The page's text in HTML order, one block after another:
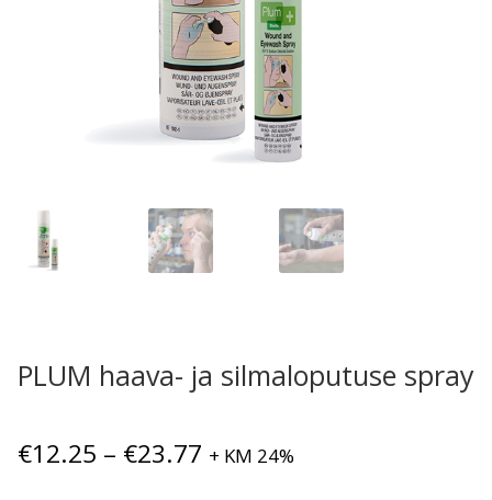
PLUM haava- ja silmaloputuse spray
€12.25 – €23.77 Hinnavahemik:
+ KM 24%